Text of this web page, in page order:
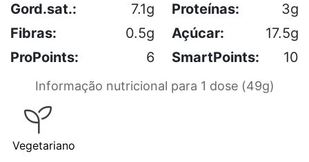
Gord.sat.:
7.1g Proteínas:
3g
Fibras:
0.5g Açúcar:
17.5g
ProPoints:
6 SmartPoints: 10
Informação nutricional para 1 dose (49g)
Vegetariano